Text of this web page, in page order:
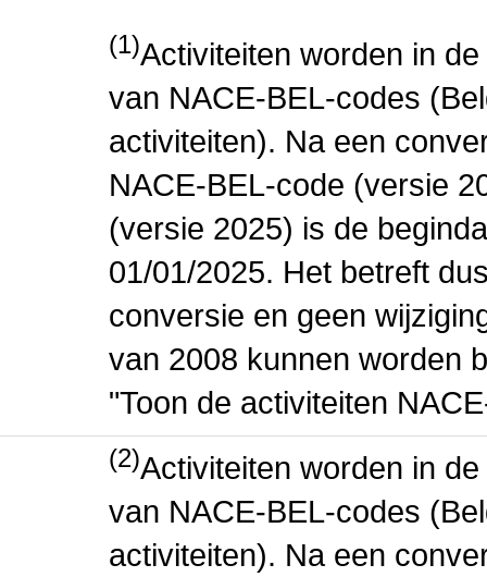
(1)Activiteiten worden in
van NACE-BEL-codes
activiteiten). Na een
NACE-BEL-code (versie
(versie 2025) is de
01/01/2025. Het betreft
conversie en geen
van 2008 kunnen worden
"Toon de activiteiten
(2)Activiteiten worden in
van NACE-BEL-codes
activiteiten). Na een